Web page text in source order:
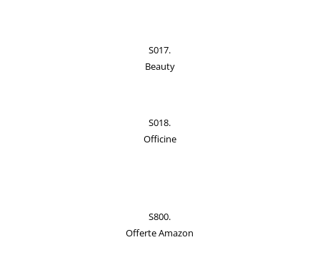
S017.
Beauty
S018.
Officine
S800.
Offerte Amazon